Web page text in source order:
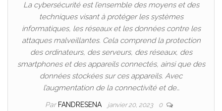
La cybersécurité est l’ensemble des moyens et des
techniques visant à protéger les systèmes
informatiques, les réseaux et les données contre les
attaques malveillantes. Cela comprend la protection
des ordinateurs, des serveurs, des réseaux, des
smartphones et des appareils connectés, ainsi que des
données stockées sur ces appareils. Avec
l’augmentation de la connectivité et de…
Par FANDRESENA janvier 20, 2023 0